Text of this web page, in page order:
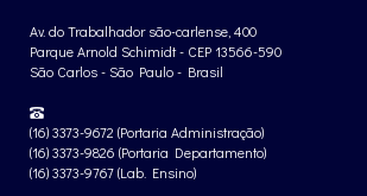
Av. do Trabalhador são-carlense, 400
Parque Arnold Schimidt - CEP 13566-590
São Carlos - São Paulo - Brasil
(16) 3373-9672 (Portaria Administração)
(16) 3373-9826 (Portaria Departamento)
(16) 3373-9767 (Lab. Ensino)